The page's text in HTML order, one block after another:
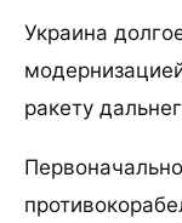
Украина
ракету